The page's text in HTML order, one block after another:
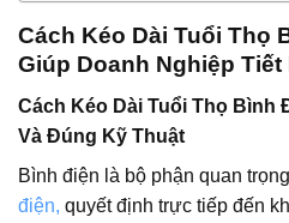
Cách Kéo Dài Tuổi Thọ
Giúp Doanh Nghiệp Tiết
Cách Kéo Dài Tuổi Thọ Bình
Và Đúng Kỹ Thuật
Bình điện là bộ phận quan
điện, quyết định trực tiếp đến